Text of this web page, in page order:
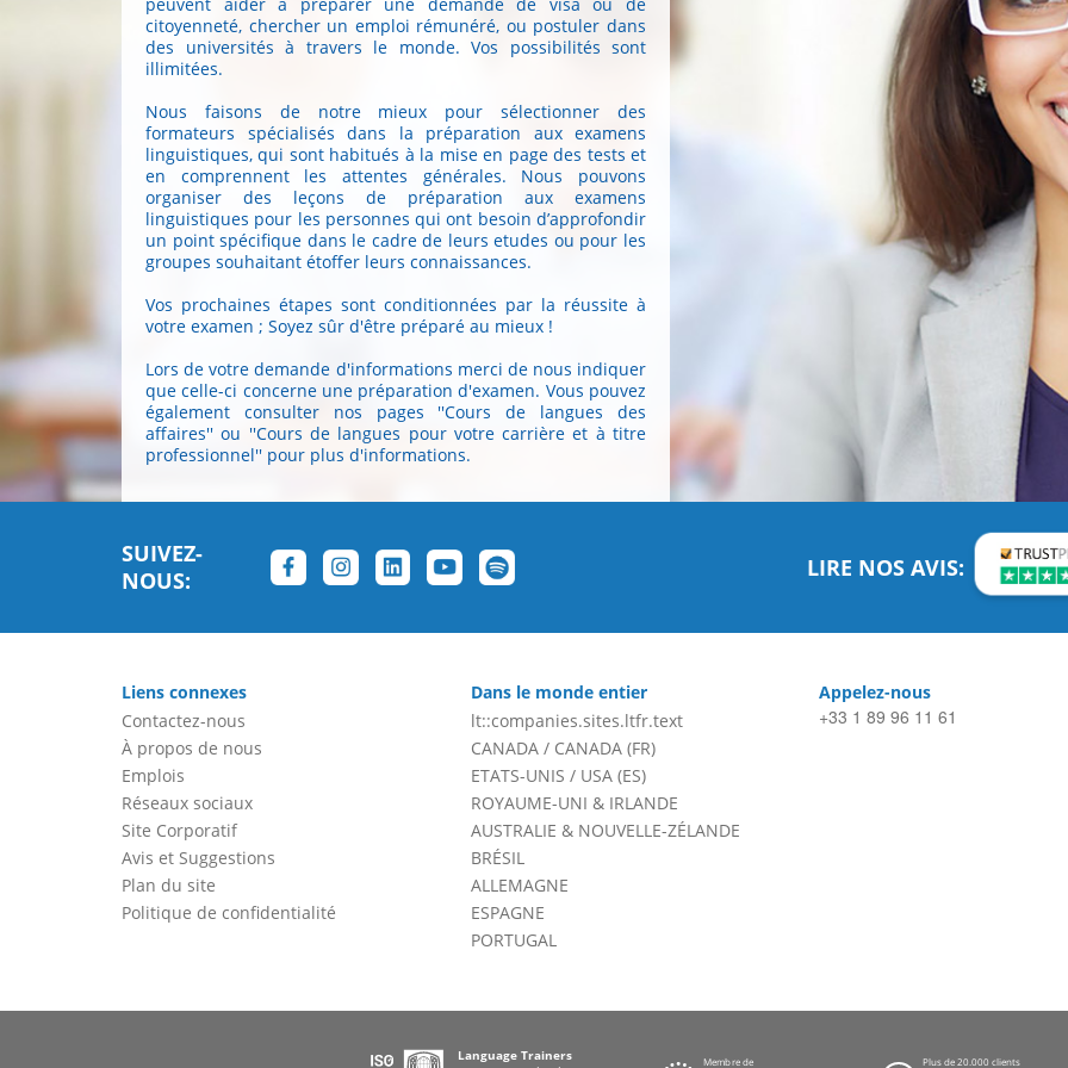
citoyenneté, chercher un emploi rémunéré, ou postuler dans
des universités à travers le monde. Vos possibilités sont
illimitées.
Nous faisons de notre mieux pour sélectionner des
formateurs spécialisés dans la préparation aux examens
linguistiques, qui sont habitués à la mise en page des tests et
en comprennent les attentes générales. Nous pouvons
organiser des leçons de préparation aux examens
linguistiques pour les personnes qui ont besoin d’approfondir
un point spécifique dans le cadre de leurs etudes ou pour les
groupes souhaitant étoffer leurs connaissances.
Vos prochaines étapes sont conditionnées par la réussite à
votre examen ; Soyez sûr d'être préparé au mieux !
Lors de votre demande d'informations merci de nous indiquer
que celle-ci concerne une préparation d'examen. Vous pouvez
également consulter nos pages ''Cours de langues des
affaires'' ou ''Cours de langues pour votre carrière et à titre
professionnel'' pour plus d'informations.
SUIVEZ-
NOUS:
LIRE NOS AVIS:
Liens connexes
Contactez-nous
À propos de nous
Emplois
Réseaux sociaux
Site Corporatif
Avis et Suggestions
Plan du site
Politique de confidentialité
Dans le monde entier
lt::companies.sites.ltfr.text
CANADA/ CANADA (FR)
ETATS-UNIS / USA (ES)
ROYAUME-UNI & IRLANDE
AUSTRALIE & NOUVELLE-ZÉLANDE
BRÉSIL
ALLEMAGNE
ESPAGNE
PORTUGAL
Appelez-nous
+33 1 89 96 11 61